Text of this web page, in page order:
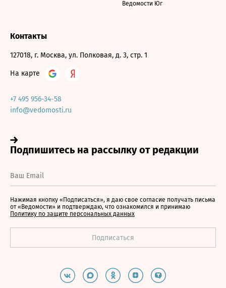
Ведомости Юг
Контакты
127018, г. Москва, ул. Полковая, д. 3, стр. 1
На карте
+7 495 956-34-58
info@vedomosti.ru
Нажимая кнопку «Подписаться», я даю свое согласие получать письма
от «Ведомости» и подтверждаю, что ознакомился и принимаю
Политику по защите персональных данных